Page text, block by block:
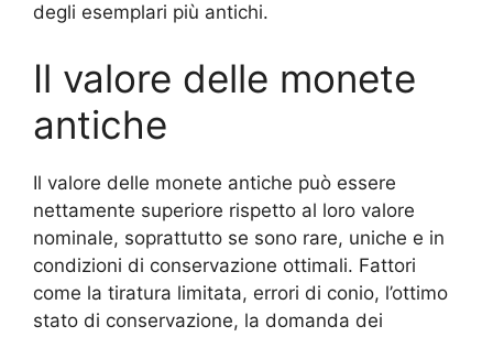
degli esemplari più antichi.
Il valore delle monete
antiche
Il valore delle monete antiche può essere
nettamente superiore rispetto al loro valore
nominale, soprattutto se sono rare, uniche e in
condizioni di conservazione ottimali. Fattori
come la tiratura limitata, errori di conio, l’ottimo
stato di conservazione, la domanda dei